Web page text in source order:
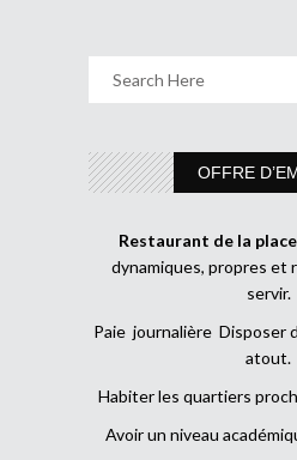
OFFRE
Restaurant de la place
dynamiques, propres et
servir.
Paie journalière Disposer
atout.
Habiter les quartiers
Avoir un niveau